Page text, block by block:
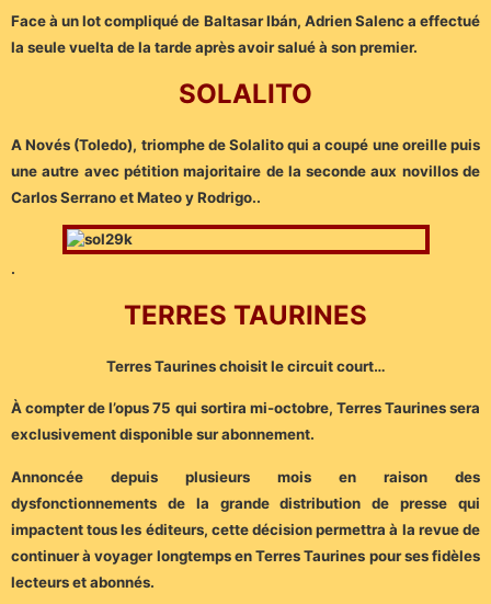
Face à un lot compliqué de Baltasar Ibán, Adrien Salenc a effectué
la seule vuelta de la tarde après avoir salué à son premier.
SOLALITO
A Novés (Toledo), triomphe de Solalito qui a coupé une oreille puis
une autre avec pétition majoritaire de la seconde aux novillos de
Carlos Serrano et Mateo y Rodrigo..
.
TERRES TAURINES
Terres Taurines choisit le circuit court…
À compter de l’opus 75 qui sortira mi-octobre, Terres Taurines sera
exclusivement disponible sur abonnement.
Annoncée depuis plusieurs mois en raison des
dysfonctionnements de la grande distribution de presse qui
impactent tous les éditeurs, cette décision permettra à la revue de
continuer à voyager longtemps en Terres Taurines pour ses fidèles
lecteurs et abonnés.